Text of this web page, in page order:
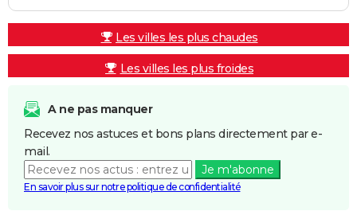
Les villes les plus chaudes
Les villes les plus froides
A ne pas manquer
Recevez nos astuces et bons plans directement par e-
mail.
Je m'abonne
En savoir plus sur notre politique de confidentialité